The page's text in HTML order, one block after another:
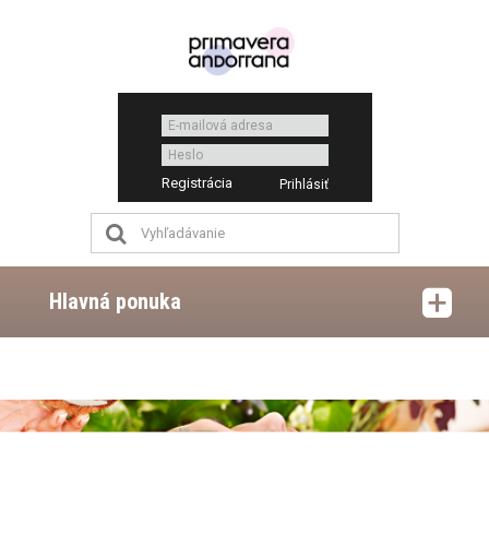
Registrácia
Hlavná ponuka